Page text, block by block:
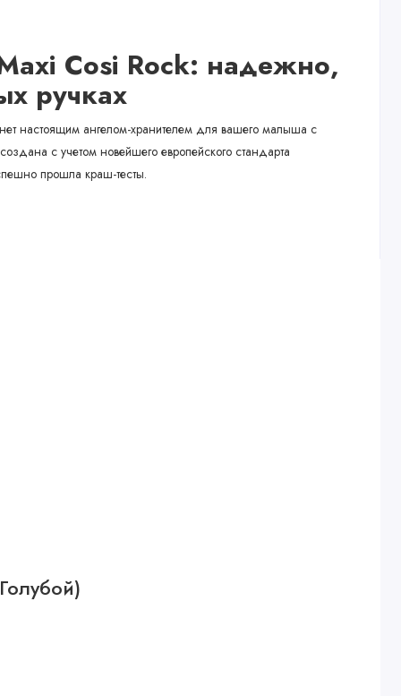
Cosi Rock: надежно,
ручках
настоящим ангелом-хранителем для вашего малыша с
с учетом новейшего европейского стандарта
прошла краш-тесты.